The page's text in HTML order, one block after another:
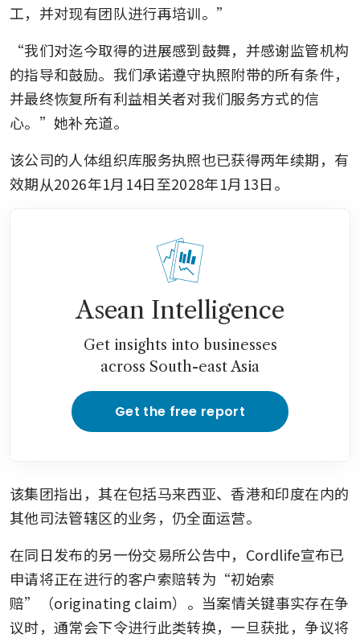
工，并对现有团队进行再培训。”
“我们对迄今取得的进展感到鼓舞，并感谢监管机构
的指导和鼓励。我们承诺遵守执照附带的所有条件，
并最终恢复所有利益相关者对我们服务方式的信
心。”她补充道。
该公司的人体组织库服务执照也已获得两年续期，有
效期从2026年1月14日至2028年1月13日。
Asean Intelligence
Get insights into businesses
across South-east Asia
Get the free report
该集团指出，其在包括马来西亚、香港和印度在内的
其他司法管辖区的业务，仍全面运营。
在同日发布的另一份交易所公告中，Cordlife宣布已
申请将正在进行的客户索赔转为“初始索
赔”（originating claim）。当案情关键事实存在争
议时，通常会下令进行此类转换，一旦获批，争议将